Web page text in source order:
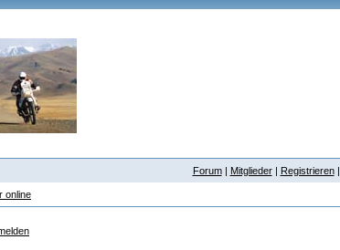
Forum| Mitglieder| Registrieren|
online